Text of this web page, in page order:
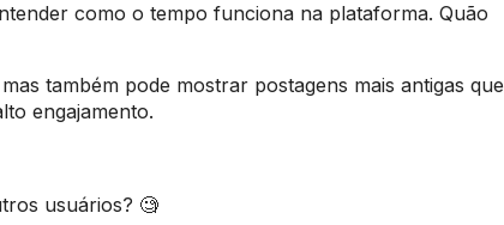
como o tempo funciona na plataforma. Quão
também pode mostrar postagens mais antigas que
engajamento.
usuários? 🧐